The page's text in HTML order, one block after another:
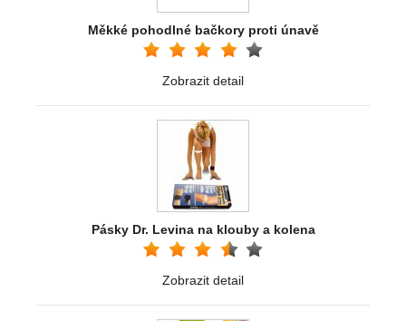
Měkké pohodlné bačkory proti únavě
Zobrazit detail
Pásky Dr. Levina na klouby a kolena
Zobrazit detail